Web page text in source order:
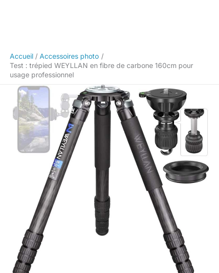
Accueil
Accessoires photo
Test : trépied WEYLLAN en fibre de carbone 160cm pour
usage professionnel